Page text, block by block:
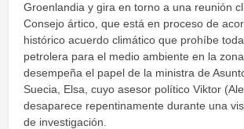
Groenlandia y gira en torno a una reunión
Consejo ártico, que está en proceso de
histórico acuerdo climático que prohíbe
petrolera para el medio ambiente en la
desempeña el papel de la ministra de
Suecia, Elsa, cuyo asesor político Viktor
desaparece repentinamente durante una
de investigación.